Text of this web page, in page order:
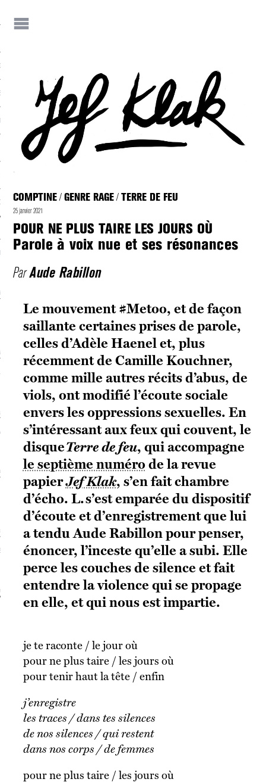
KLAK ?
S DE JEF
JEF KLAK !
LA REVUE
DE BASE
et politique
et prisons
LGBTQI
SOLEIL
luttes sociales
VAGUES
politique et critique de la technologie
COMPTINE/GENRE RAGE/TERRE DE FEU
25 janvier 2021
POUR NE PLUS TAIRE LES JOURS OÙ
Parole à voix nue et ses résonances
ParAude Rabillon
Le mouvement #Metoo, et de façon
saillante certaines prises de parole,
celles d’Adèle Haenel et, plus
récemment de Camille Kouchner,
comme mille autres récits d’abus, de
viols, ont modifié l’écoute sociale
envers les oppressions sexuelles. En
s’intéressant aux feux qui couvent, le
disqueTerre de feu, qui accompagne
le septième numérode la revue
papierJef Klak, s’en fait chambre
d’écho. L. s’est emparée du dispositif
d’écoute et d’enregistrement que lui
a tendu Aude Rabillon pour penser,
énoncer, l’inceste qu’elle a subi. Elle
perce les couches de silence et fait
entendre la violence qui se propage
en elle, et qui nous est impartie.
je te raconte / le jour où
pour ne plus taire / les jours où
pour tenir haut la tête / enfin
j’enregistre
les traces / dans tes silences
de nos silences / qui restent
dans nos corps / de femmes
pour ne plus taire / les jours où